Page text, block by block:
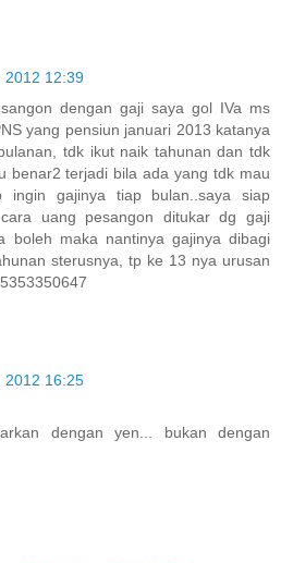
2012 12:39
dengan gaji saya gol IVa ms
yang pensiun januari 2013 katanya
tdk ikut naik tahunan dan tdk
benar2 terjadi bila ada yang tdk mau
ingin gajinya tiap bulan..saya siap
uang pesangon ditukar dg gaji
boleh maka nantinya gajinya dibagi
sterusnya, tp ke 13 nya urusan
2012 16:25
dengan yen... bukan dengan